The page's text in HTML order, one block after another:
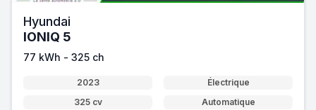
Hyundai
IONIQ 5
77 kWh - 325 ch
2023
Électrique
325 cv
Automatique